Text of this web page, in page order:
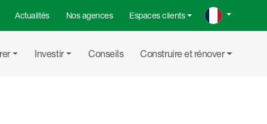
Actualités Nos agences Espaces clients
Investir Conseils Construire et rénover